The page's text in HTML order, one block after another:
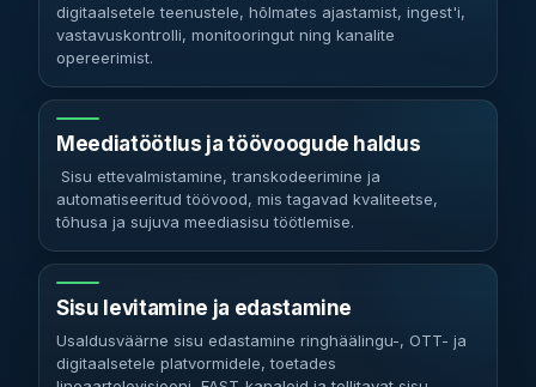
digitaalsetele teenustele, hõlmates ajastamist, ingest'i,
vastavuskontrolli, monitooringut ning kanalite
opereerimist.
Meediatöötlus ja töövoogude haldus
Sisu ettevalmistamine, transkodeerimine ja
automatiseeritud töövood, mis tagavad kvaliteetse,
tõhusa ja sujuva meediasisu töötlemise.
Sisu levitamine ja edastamine
Usaldusväärne sisu edastamine ringhäälingu-, OTT- ja
digitaalsetele platvormidele, toetades